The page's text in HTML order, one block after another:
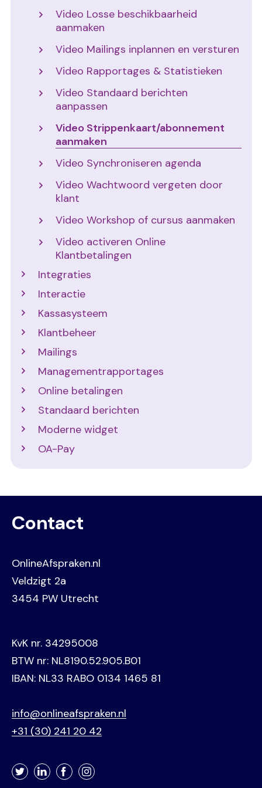
Video Losse beschikbaarheid
aanmaken
Video Mailings inplannen en versturen
Video Rapportages & Statistieken
Video Standaard berichten
aanpassen
Video Strippenkaart/abonnement
aanmaken
Video Synchroniseren agenda
Video Wachtwoord vergeten door
klant
Video Workshop of cursus aanmaken
Video activeren Online
Klantbetalingen
Integraties
Interactie
Kassasysteem
Klantbeheer
Mailings
Managementrapportages
Online betalingen
Standaard berichten
Moderne widget
OA-Pay
Contact
OnlineAfspraken.nl
Veldzigt 2a
3454 PW Utrecht
KvK nr. 34295008
BTW nr: NL8190.52.905.B01
IBAN: NL33 RABO 0134 1465 81
info@onlineafspraken.nl
+31 (30) 241 20 42
TwitterLinkedInFacebookInstagram